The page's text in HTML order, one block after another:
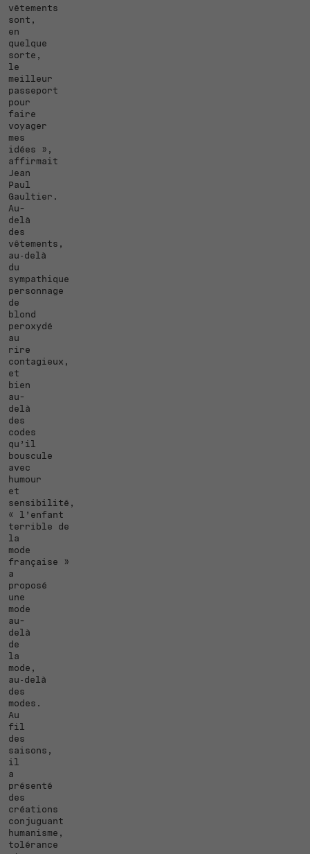
vêtements
sont,
en
quelque
sorte,
le
meilleur
passeport
pour
faire
voyager
mes
idées »,
affirmait
Jean
Paul
Gaultier.
Au-
delà
des
vêtements,
au‑delà
du
sympathique
personnage
de
blond
peroxydé
au
rire
contagieux,
et
bien
au-
delà
des
codes
qu’il
bouscule
avec
humour
et
sensibilité,
« l’enfant
terrible de
la
mode
française »
a
proposé
une
mode
au-
delà
de
la
mode,
au‑delà
des
modes.
Au
fil
des
saisons,
il
a
présenté
des
créations
conjuguant
humanisme,
tolérance